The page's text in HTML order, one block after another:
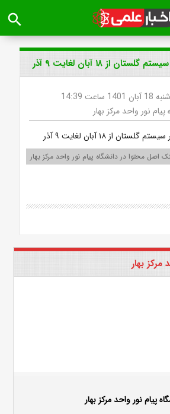
search
از ۱۸ آبان لغایت ۹ آذر
ساعت 14:39
پیام نور واحد مرکز بهار
اصل محتوا در دانشگاه پیام نور واحد مرکز بهار
مرکز بهار
پیام نور واحد مرکز بهار